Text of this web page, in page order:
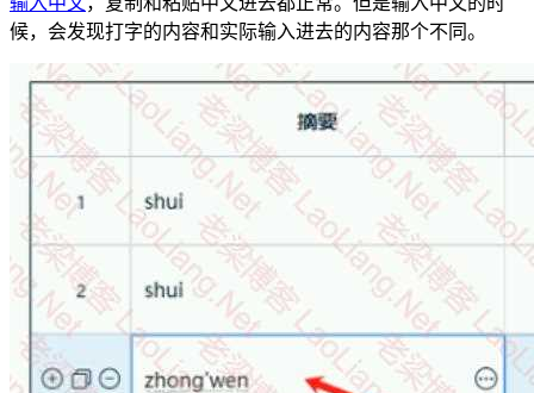
候，会发现打字的内容和实际输入进去的内容那个不同。